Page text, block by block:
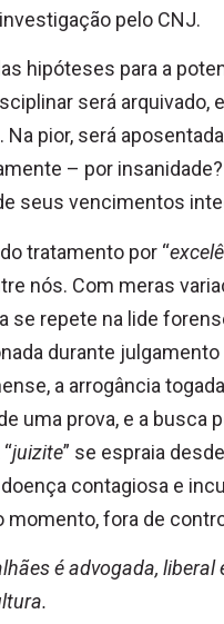
pelo CNJ.
hipóteses para a
será arquivado,
Na pior, será aposentada
– por
seus vencimentos
tratamento por “
nós. Com meras
se repete na lide
durante
a arrogância
uma prova, e a busca
juizite” se espraia
contagiosa e
momento, fora de
é advogada, liberal